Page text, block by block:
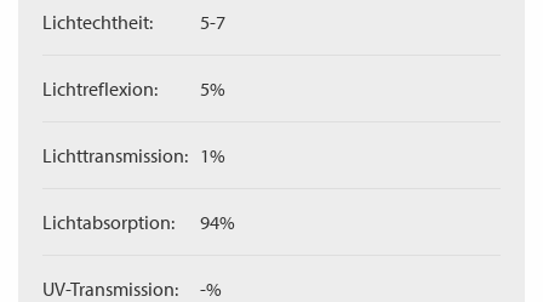
Lichtechtheit: 5-7
Lichtreflexion: 5%
Lichttransmission: 1%
Lichtabsorption: 94%
UV-Transmission: -%